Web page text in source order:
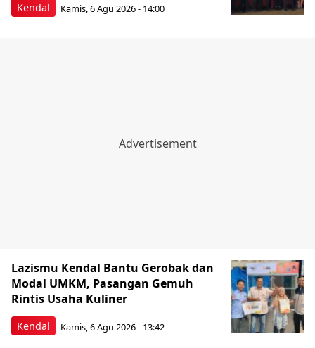
Kendal Kamis, 6 Agu 2026 - 14:00
Kendal
Lazismu Kendal Bantu Gerobak dan
Modal UMKM, Pasangan Gemuh
Rintis Usaha Kuliner
Kamis, 6 Agu 2026 - 13:42